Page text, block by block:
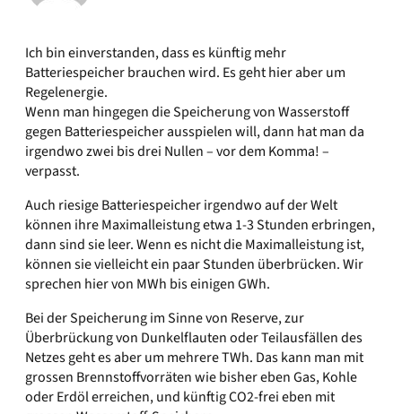
Ich bin einverstanden, dass es künftig mehr
Batteriespeicher brauchen wird. Es geht hier aber um
Regelenergie.
Wenn man hingegen die Speicherung von Wasserstoff
gegen Batteriespeicher ausspielen will, dann hat man da
irgendwo zwei bis drei Nullen – vor dem Komma! –
verpasst.
Auch riesige Batteriespeicher irgendwo auf der Welt
können ihre Maximalleistung etwa 1-3 Stunden erbringen,
dann sind sie leer. Wenn es nicht die Maximalleistung ist,
können sie vielleicht ein paar Stunden überbrücken. Wir
sprechen hier von MWh bis einigen GWh.
Bei der Speicherung im Sinne von Reserve, zur
Überbrückung von Dunkelflauten oder Teilausfällen des
Netzes geht es aber um mehrere TWh. Das kann man mit
grossen Brennstoffvorräten wie bisher eben Gas, Kohle
oder Erdöl erreichen, und künftig CO2-frei eben mit